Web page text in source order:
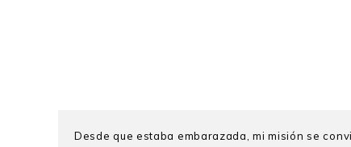
Desde que estaba embarazada, mi misión se